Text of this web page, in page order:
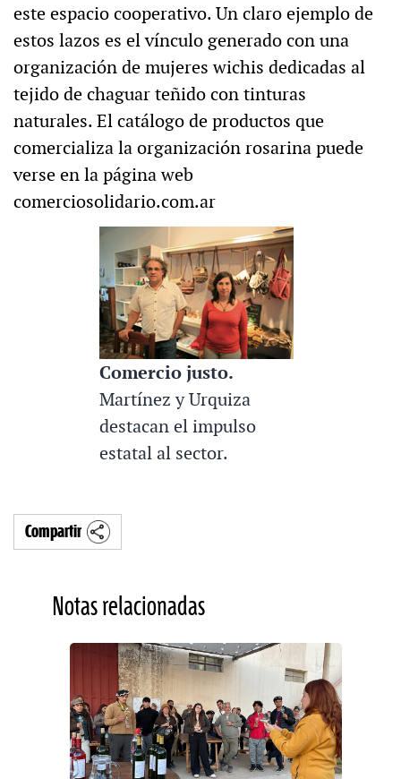
este espacio cooperativo. Un claro ejemplo de
estos lazos es el vínculo generado con una
organización de mujeres wichis dedicadas al
tejido de chaguar teñido con tinturas
naturales. El catálogo de productos que
comercializa la organización rosarina puede
verse en la página web
comerciosolidario.com.ar
Comercio justo.
Martínez y Urquiza
destacan el impulso
estatal al sector.
Compartir
Notas relacionadas